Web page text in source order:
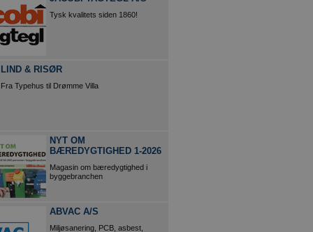
Tysk kvalitets siden 1860!
LIND & RISØR
Fra Typehus til Drømme Villa
NYT OM
BÆREDYGTIGHED 1-2026
Magasin om bæredygtighed i
byggebranchen
ABVAC A/S
Miljøsanering, PCB, asbest,